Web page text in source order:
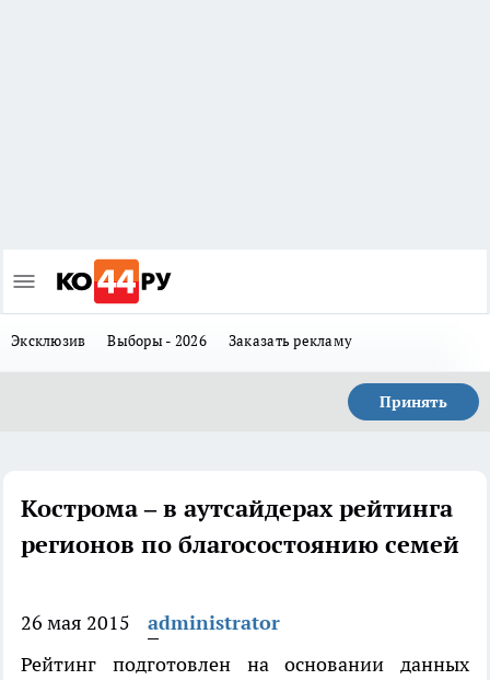
Эксклюзив Выборы - 2026 Заказать рекламу
Принять
Кострома – в аутсайдерах рейтинга
регионов по благосостоянию семей
26 мая 2015
administrator
Рейтинг подготовлен на основании данных